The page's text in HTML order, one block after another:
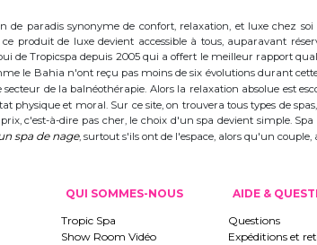
de paradis synonyme de confort, relaxation, et luxe chez
ce produit de luxe devient accessible à tous, auparavant
de Tropicspa depuis 2005 qui a offert le meilleur rapport
le Bahia n'ont reçu pas moins de six évolutions durant
secteur de la balnéothérapie. Alors la relaxation absolue est
physique et moral. Sur ce site, on trouvera tous types de
c'est-à-dire pas cher, le choix d'un spa devient simple.
spa de nage, surtout s'ils ont de l'espace, alors qu'un
QUI SOMMES-NOUS
Tropic Spa
Show Room Vidéo
AIDE &
Questions
Expéditions et